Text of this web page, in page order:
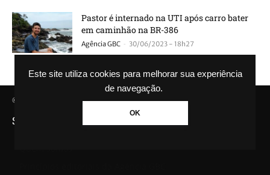
Este site utiliza cookies para melhorar sua experiência
de navegação.
OK
Pastor é internado na UTI após carro bater
em caminhão na BR-386
Agência GBC - 30/06/2023 - 18h27
© Agência GBC. Aqui tem notícia. Todos os direitos reservados.
SAIBA MAIS SOBRE A AGÊNCIA GBC